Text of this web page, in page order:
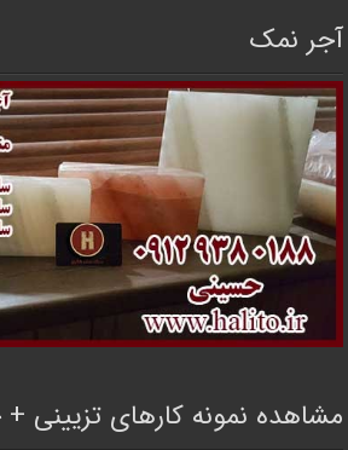
آجر نمک
مشاهده نمونه کارهای تزیینی